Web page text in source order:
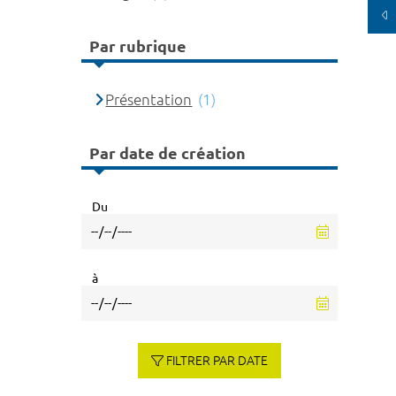
Par rubrique
Présentation (1)
Par date de création
Du
à
FILTRER PAR DATE